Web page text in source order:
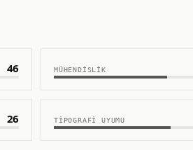
46 MÜHENDISLIK
26 TIPOGRAFI UYUMU